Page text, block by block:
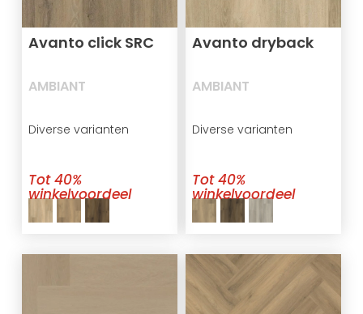
Avanto click SRC
AMBIANT
Diverse varianten
Tot 40%
winkelvoordeel
Avanto dryback
AMBIANT
Diverse varianten
Tot 40%
winkelvoordeel